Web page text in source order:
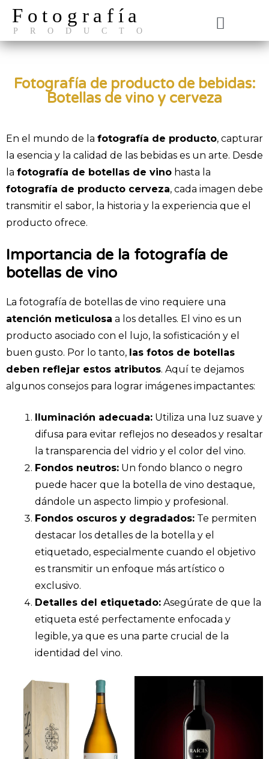
Fotografía
PRODUCTO
Fotografía de producto de bebidas:
Botellas de vino y cerveza
En el mundo de la fotografía de producto, capturar
la esencia y la calidad de las bebidas es un arte. Desde
la fotografía de botellas de vino hasta la
fotografía de producto cerveza, cada imagen debe
transmitir el sabor, la historia y la experiencia que el
producto ofrece.
Importancia de la fotografía de
botellas de vino
La fotografía de botellas de vino requiere una
atención meticulosa a los detalles. El vino es un
producto asociado con el lujo, la sofisticación y el
buen gusto. Por lo tanto, las fotos de botellas
deben reflejar estos atributos. Aquí te dejamos
algunos consejos para lograr imágenes impactantes:
Iluminación adecuada: Utiliza una luz suave y
difusa para evitar reflejos no deseados y resaltar
la transparencia del vidrio y el color del vino.
Fondos neutros: Un fondo blanco o negro
puede hacer que la botella de vino destaque,
dándole un aspecto limpio y profesional.
Fondos oscuros y degradados: Te permiten
destacar los detalles de la botella y el
etiquetado, especialmente cuando el objetivo
es transmitir un enfoque más artístico o
exclusivo.
Detalles del etiquetado: Asegúrate de que la
etiqueta esté perfectamente enfocada y
legible, ya que es una parte crucial de la
identidad del vino.